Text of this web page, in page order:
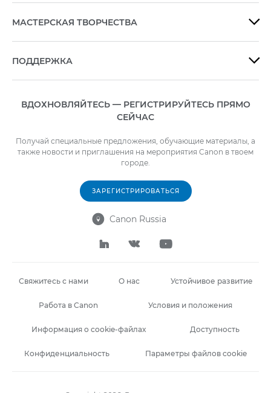
МАСТЕРСКАЯ ТВОРЧЕСТВА 
ПОДДЕРЖКА 
ВДОХНОВЛЯЙТЕСЬ — РЕГИСТРИРУЙТЕСЬ ПРЯМО
СЕЙЧАС
Получай специальные предложения, обучающие материалы, а
также новости и приглашения на мероприятия Canon в твоем
городе.
ЗАРЕГИСТРИРОВАТЬСЯ
 Canon Russia
  
Свяжитесь с нами О нас Устойчивое развитие
Работа в Canon Условия и положения
Информация о cookie-файлах Доступность
Конфиденциальность Параметры файлов cookie